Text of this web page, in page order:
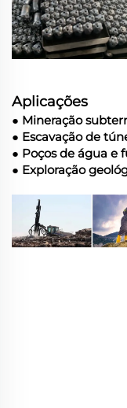
Aplicações
● Mineração
● Escavação de
● Poços de água e
● Exploração